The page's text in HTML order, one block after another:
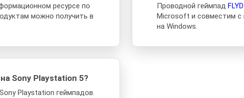
ресурсе по
можно получить в
Проводной геймпад
Microsoft и совместим с
на Windows.
Sony Playstation 5?
Playstation геймпадов.